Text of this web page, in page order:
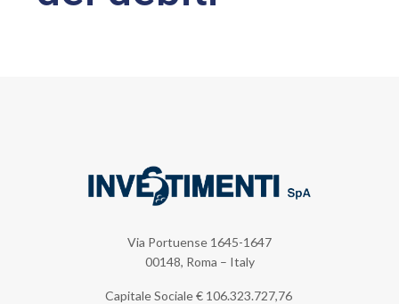
Via Portuense 1645-1647
00148, Roma – Italy
Capitale Sociale € 106.323.727,76